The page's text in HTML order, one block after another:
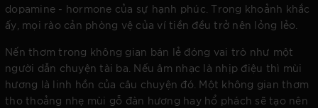
dopamine - hormone của sự hạnh phúc. Trong khoảnh khắc
ấy, mọi rào cản phòng vệ của ví tiền đều trở nên lỏng lẻo.
Nến thơm trong không gian bán lẻ đóng vai trò như một
người dẫn chuyện tài ba. Nếu âm nhạc là nhịp điệu thì mùi
hương là linh hồn của câu chuyện đó. Một không gian thơm
tho thoảng nhẹ mùi gỗ đàn hương hay hổ phách sẽ tạo nên